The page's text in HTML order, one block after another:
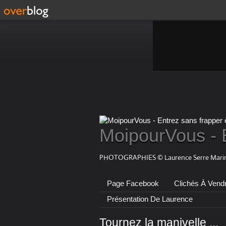
MoipourVous -
PHOTOGRAPHIES © Laurence Serre
Page Facebook
Clichés À
Présentation De Laurence
Tournez la manivelle ...